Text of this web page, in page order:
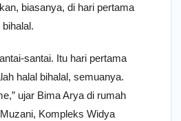
biasanya, di hari pertama
santai. Itu hari pertama
halal bihalal, semuanya.
ujar Bima Arya di rumah
Kompleks Widya